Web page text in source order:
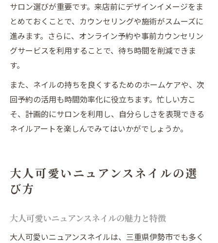
サロン選びが重要です。来店前にデザインイメージをま
とめておくことで、カウンセリングや施術がスムーズに
進みます。さらに、オンライン予約や事前カウンセリン
グサービスを利用することで、待ち時間を削減できま
す。
また、ネイルの持ちを良くするためのホームケアや、次
回予約の活用も時間効率化に役立ちます。忙しい方こ
そ、計画的にサロンを利用し、自分らしさを表現できる
ネイルアートを楽しんでみてはいかがでしょうか。
大人可愛いニュアンスネイルの選
び方
大人可愛いニュアンスネイルの魅力と特徴
大人可愛いニュアンスネイルは、三重県伊勢市でも多く